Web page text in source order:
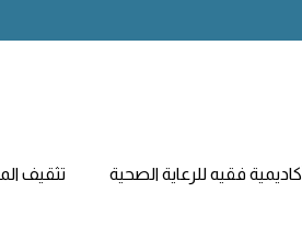
أكاديمية فقيه للرعاية الصحية تثقيف